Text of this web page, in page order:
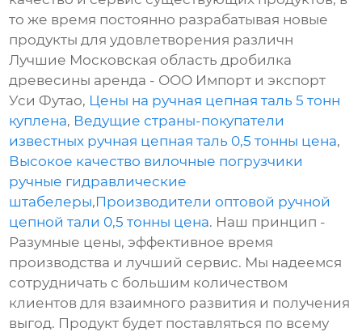
то же время постоянно разрабатывая новые
продукты для удовлетворения различн
Лучшие Московская область дробилка
древесины аренда - ООО Импорт и экспорт
Уси Футао, Цены на ручная цепная таль 5 тонн
куплена, Ведущие страны-покупатели
известных ручная цепная таль 0,5 тонны цена,
Высокое качество вилочные погрузчики
ручные гидравлические
штабелеры,Производители оптовой ручной
цепной тали 0,5 тонны цена. Наш принцип -
Разумные цены, эффективное время
производства и лучший сервис. Мы надеемся
сотрудничать с большим количеством
клиентов для взаимного развития и получения
выгод. Продукт будет поставляться по всему